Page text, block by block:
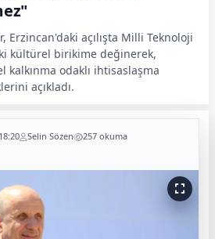
Erzincan'daki açılışta Milli Teknoloji
kültürel birikime değinerek,
odaklı ihtisaslaşma
açıkladı.
Selin Sözen 257 okuma